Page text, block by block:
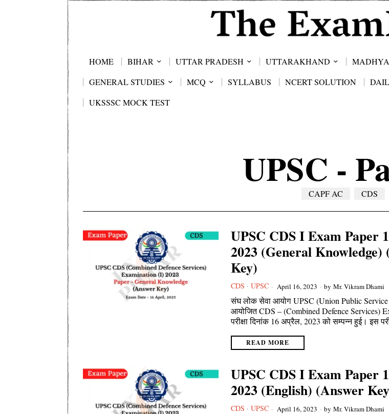
HOME BIHAR UTTAR PRADESH UTTARAKHAND
GENERAL STUDIES
MCQ SYLLABUS NCERT SOLUTION
UKSSSC MOCK TEST
UPSC -
CAPF AC CDS
UPSC CDS I Exam Paper
2023 (General Knowledge)
Key)
CDS · UPSC April 16, 2023 by Mr. Vikram Dhami
संघ लोक सेवा आयोग UPSC (Union Public Service
आयोजित CDS – (Combined Defence Services)
परीक्षा दिनांक 16 अप्रैल, 2023 को सम्पन्न हुई। इस
READ MORE
UPSC CDS I Exam Paper
2023 (English) (Answer
CDS · UPSC April 16, 2023 by Mr. Vikram Dhami